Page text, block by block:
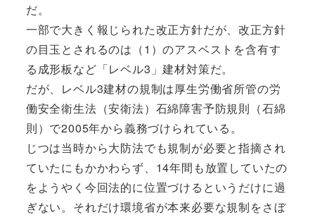
だ。
一部で大きく報じられた改正方針だが、改正方針
の目玉とされるのは（1）のアスベストを含有す
る成形板など「レベル3」建材対策だ。
だが、レベル3建材の規制は厚生労働省所管の労
働安全衛生法（安衛法）石綿障害予防規則（石綿
則）で2005年から義務づけられている。
じつは当時から大防法でも規制が必要と指摘され
ていたにもかかわらず、14年間も放置していたの
をようやく今回法的に位置づけるというだけに過
ぎない。それだけ環境省が本来必要な規制をさぼ